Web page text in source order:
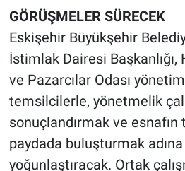
GÖRÜŞMELER SÜRECEK
Eskişehir Büyükşehir
İstimlak Dairesi
ve Pazarcılar Odası
temsilcilerle, yönetmelik
sonuçlandırmak ve
paydada buluşturmak
yoğunlaştıracak. Ortak